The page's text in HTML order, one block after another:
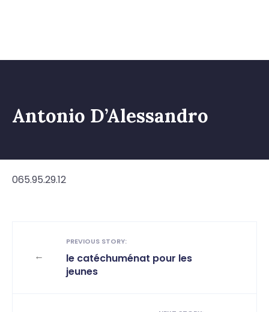
Antonio D’Alessandro
065.95.29.12
←
PREVIOUS STORY:
le catéchuménat pour les
jeunes